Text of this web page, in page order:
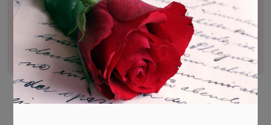
Wachtwoord:
Inloggen!
Registreren Gegevens kwijt?